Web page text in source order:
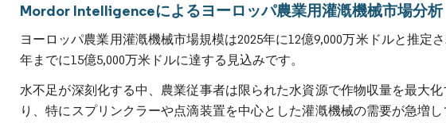
Mordor Intelligenceによるヨーロッパ農業用灌漑機械市場分析
ヨーロッパ農業用灌漑機械市場規模は2025年に12億9,000万米ドルと推定
年までに15億5,000万米ドルに達する見込みです。
水不足が深刻化する中、農業従事者は限られた水資源で作物収量を最大
り、特にスプリンクラーや点滴装置を中心とした灌漑機械の需要が急増